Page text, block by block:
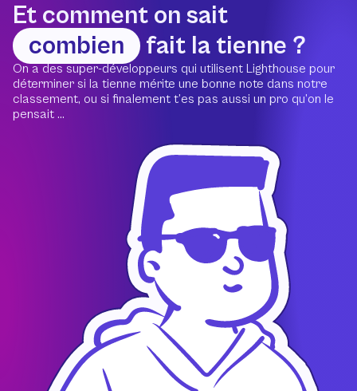
Et comment on sait
combien
fait la tienne ?
On a des super-développeurs qui utilisent Lighthouse pour
déterminer si la tienne mérite une bonne note dans notre
classement, ou si finalement t’es pas aussi un pro qu’on le
pensait ...